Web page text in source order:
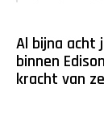
Al bijna acht
binnen
kracht van